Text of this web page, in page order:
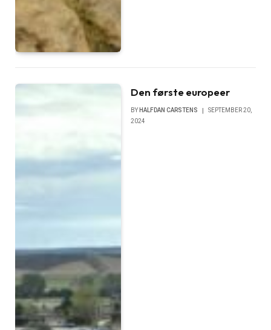
Den første europeer
BY HALFDAN CARSTENS
SEPTEMBER 20,
2024